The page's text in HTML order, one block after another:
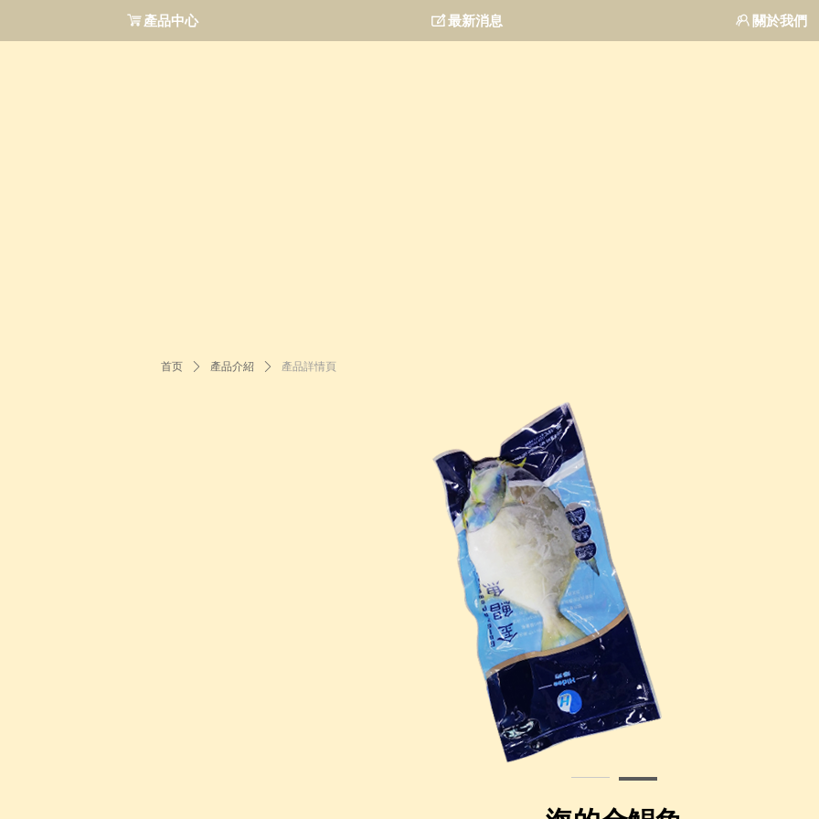
ꁈ 產品中心 ꂐ 最新消息 ꁘ 關於我們
首页 ꄲ 產品介紹 ꄲ 產品詳情頁